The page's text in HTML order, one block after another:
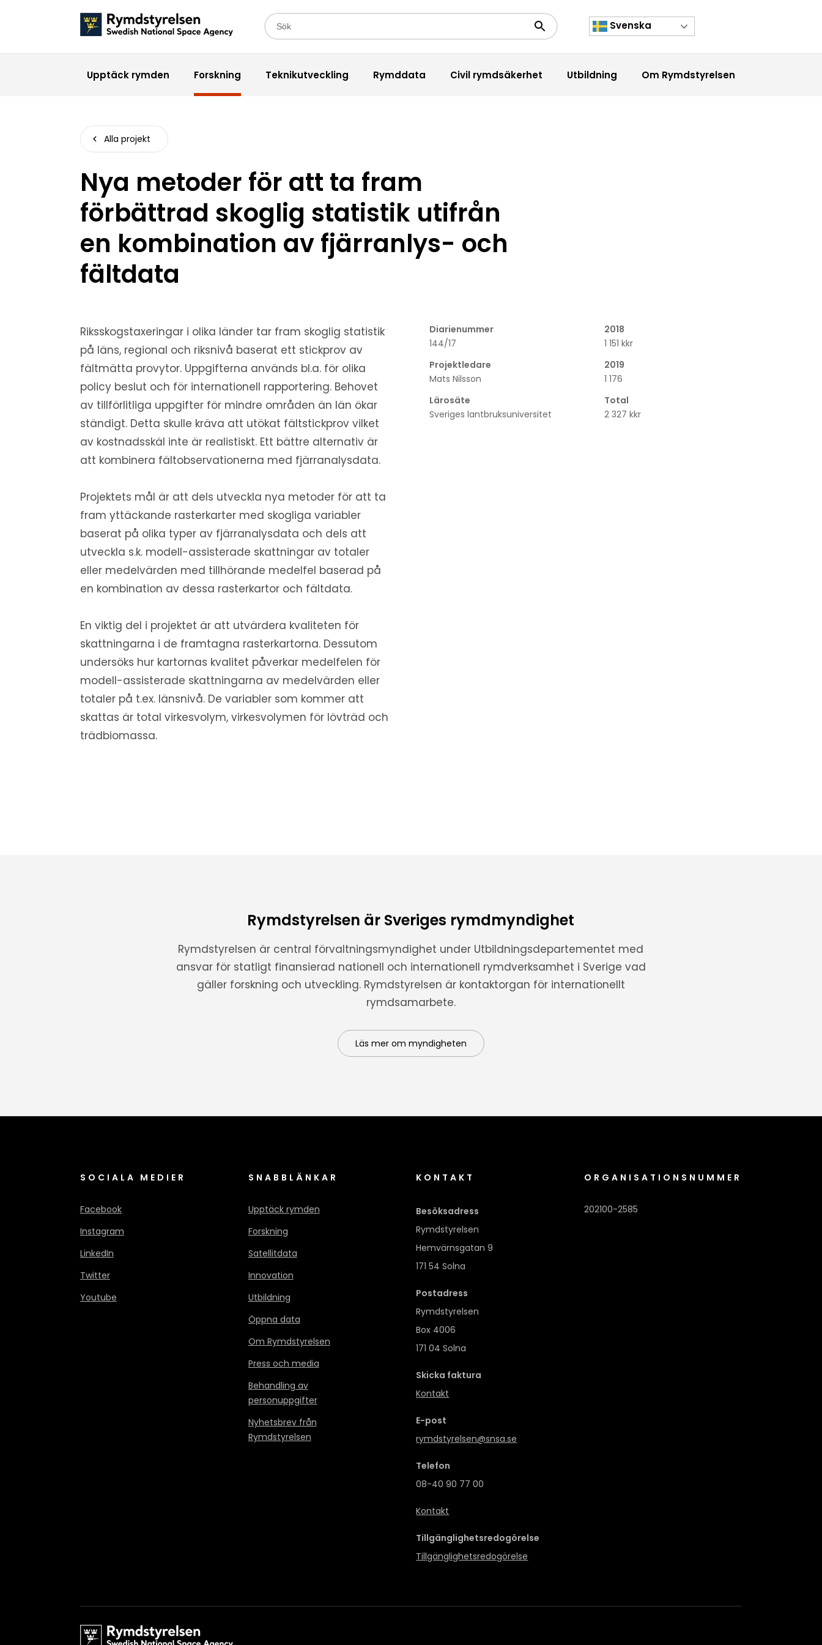
Sökfält
Sökknapp Svenska
Upptäck rymden Forskning Teknikutveckling Rymddata Civil rymdsäkerhet Utbildning Om Rymdstyrelsen
Alla projekt
Nya metoder för att ta fram
förbättrad skoglig statistik utifrån
en kombination av fjärranlys- och
fältdata
Riksskogstaxeringar i olika länder tar fram skoglig statistik
på läns, regional och riksnivå baserat ett stickprov av
fältmätta provytor. Uppgifterna används bl.a. för olika
policy beslut och för internationell rapportering. Behovet
av tillförlitliga uppgifter för mindre områden än län ökar
ständigt. Detta skulle kräva att utökat fältstickprov vilket
av kostnadsskäl inte är realistiskt. Ett bättre alternativ är
att kombinera fältobservationerna med fjärranalysdata.
Projektets mål är att dels utveckla nya metoder för att ta
fram yttäckande rasterkarter med skogliga variabler
baserat på olika typer av fjärranalysdata och dels att
utveckla s.k. modell-assisterade skattningar av totaler
eller medelvärden med tillhörande medelfel baserad på
en kombination av dessa rasterkartor och fältdata.
En viktig del i projektet är att utvärdera kvaliteten för
skattningarna i de framtagna rasterkartorna. Dessutom
undersöks hur kartornas kvalitet påverkar medelfelen för
modell-assisterade skattningarna av medelvärden eller
totaler på t.ex. länsnivå. De variabler som kommer att
skattas är total virkesvolym, virkesvolymen för lövträd och
trädbiomassa.
Diarienummer
144/17
Projektledare
Mats Nilsson
Lärosäte
Sveriges lantbruksuniversitet
2018
1 151 kkr
2019
1 176
Total
2 327 kkr
Rymdstyrelsen är Sveriges rymdmyndighet
Rymdstyrelsen är central förvaltningsmyndighet under Utbildningsdepartementet med
ansvar för statligt finansierad nationell och internationell rymdverksamhet i Sverige vad
gäller forskning och utveckling. Rymdstyrelsen är kontaktorgan för internationellt
rymdsamarbete.
Läs mer om myndigheten
SOCIALA MEDIER
Facebook
Instagram
LinkedIn
Twitter
Youtube
SNABBLÄNKAR
Upptäck rymden
Forskning
Satellitdata
Innovation
Utbildning
Öppna data
Om Rymdstyrelsen
Press och media
Behandling av
personuppgifter
Nyhetsbrev från
Rymdstyrelsen
KONTAKT
Besöksadress
Rymdstyrelsen
Hemvärnsgatan 9
171 54 Solna
Postadress
Rymdstyrelsen
Box 4006
171 04 Solna
Skicka faktura
Kontakt
E-post
rymdstyrelsen@snsa.se
Telefon
08-40 90 77 00
Kontakt
Tillgänglighetsredogörelse
Tillgänglighetsredogörelse
ORGANISATIONSNUMMER
202100-2585